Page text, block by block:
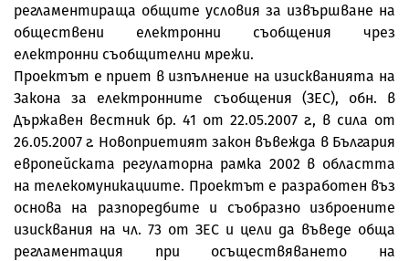
регламентираща общите условия за извършване на
обществени електронни съобщения чрез
електронни съобщителни мрежи.
Проектът е приет в изпълнение на изискванията на
Закона за електронните съобщения (ЗЕС), обн. в
Държавен вестник бр. 41 от 22.05.2007 г., в сила от
26.05.2007 г. Новоприетият закон въвежда в България
европейската регулаторна рамка 2002 в областта
на телекомуникациите. Проектът е разработен въз
основа на разпоредбите и съобразно изброените
изисквания на чл. 73 от ЗЕС и цели да въведе обща
регламентация при осъществяването на